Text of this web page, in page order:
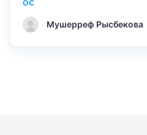
Мушерреф Рысбекова